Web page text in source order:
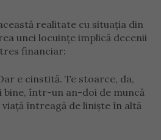
realitate cu situația din
unei locuințe implică decenii
financiar:
e cinstită. Te stoarce, da,
bine, într-un an-doi de muncă
întreagă de liniște în altă